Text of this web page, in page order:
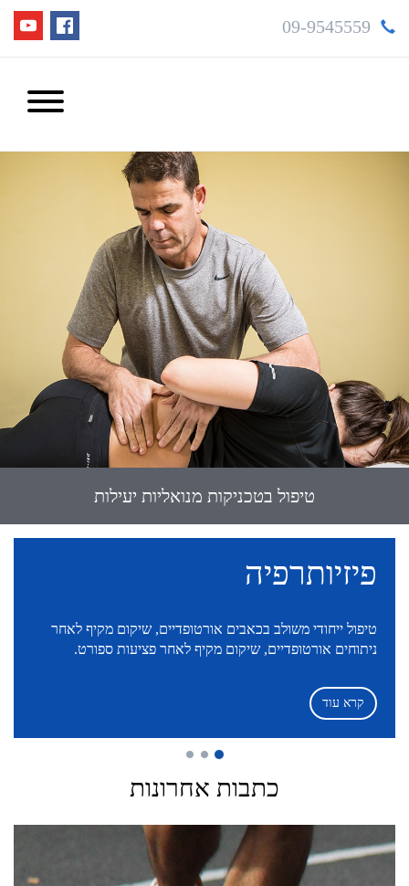
09-9545559
תרגול אקטיבי ממוקד
פיזיותרפיה
טיפול ייחודי משולב בכאבים אורטופדיים, שיקום מקיף לאחר
ניתוחים אורטופדיים, שיקום מקיף לאחר פציעות ספורט.
קרא עוד
כתבות אחרונות